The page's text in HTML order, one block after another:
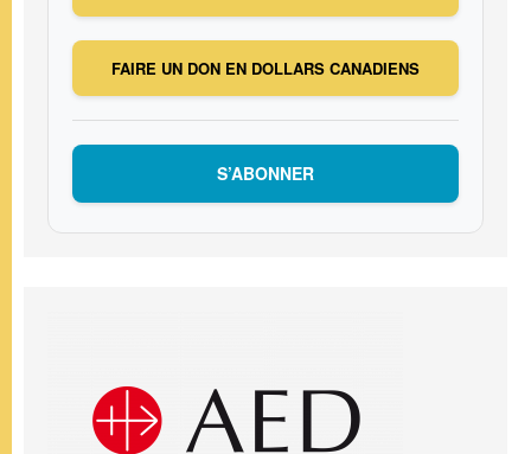
FAIRE UN DON EN DOLLARS CANADIENS
S’ABONNER